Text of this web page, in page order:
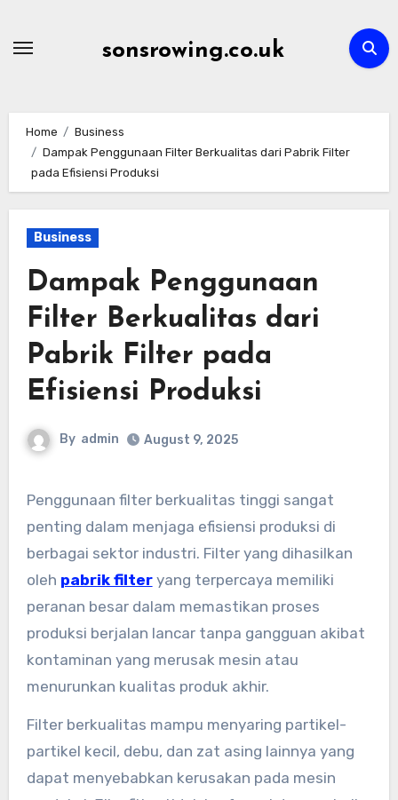
sonsrowing.co.uk
Home
Business
Dampak Penggunaan Filter Berkualitas dari Pabrik Filter
pada Efisiensi Produksi
Business
Dampak Penggunaan
Filter Berkualitas dari
Pabrik Filter pada
Efisiensi Produksi
By admin August 9, 2025
Penggunaan filter berkualitas tinggi sangat
penting dalam menjaga efisiensi produksi di
berbagai sektor industri. Filter yang dihasilkan
oleh pabrik filteryang terpercaya memiliki
peranan besar dalam memastikan proses
produksi berjalan lancar tanpa gangguan akibat
kontaminan yang merusak mesin atau
menurunkan kualitas produk akhir.
Filter berkualitas mampu menyaring partikel-
partikel kecil, debu, dan zat asing lainnya yang
dapat menyebabkan kerusakan pada mesin